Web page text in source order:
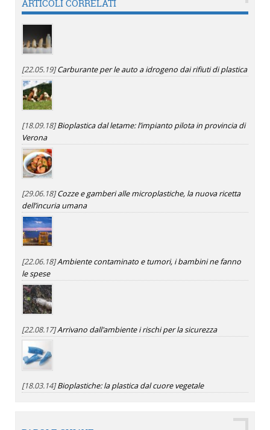
ARTICOLI CORRELATI
[22.05.19]Carburante per le auto a idrogeno dai rifiuti di plastica
[18.09.18]Bioplastica dal letame: l’impianto pilota in provincia di
Verona
[29.06.18]Cozze e gamberi alle microplastiche, la nuova ricetta
dell’incuria umana
[22.06.18]Ambiente contaminato e tumori, i bambini ne fanno
le spese
[22.08.17]Arrivano dall'ambiente i rischi per la sicurezza
[18.03.14]Bioplastiche: la plastica dal cuore vegetale